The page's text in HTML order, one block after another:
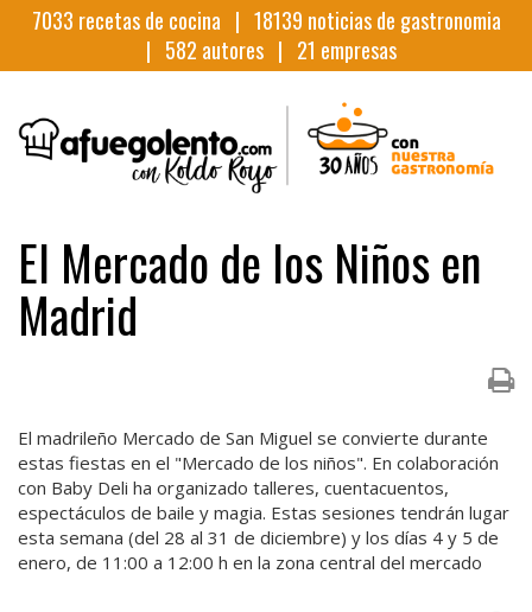
7033 recetas de cocina | 18139 noticias de gastronomia
| 582 autores | 21 empresas
El Mercado de los Niños en
Madrid
El madrileño Mercado de San Miguel se convierte durante
estas fiestas en el "Mercado de los niños". En colaboración
con Baby Deli ha organizado talleres, cuentacuentos,
espectáculos de baile y magia. Estas sesiones tendrán lugar
esta semana (del 28 al 31 de diciembre) y los días 4 y 5 de
enero, de 11:00 a 12:00 h en la zona central del mercado